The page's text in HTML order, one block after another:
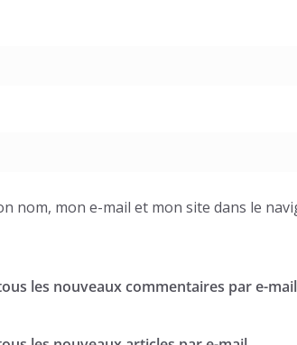
nom, mon e-mail et mon site dans le
les nouveaux commentaires par e-